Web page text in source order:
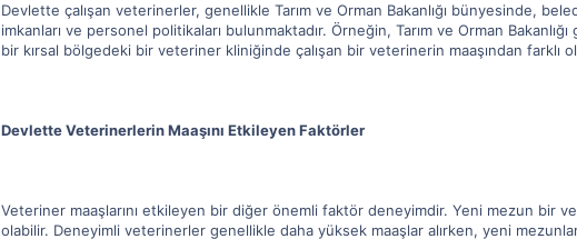
Devlette çalışan veterinerler, genellikle Tarım ve Orman Bakanlığı bünyesinde,
imkanları ve personel politikaları bulunmaktadır. Örneğin, Tarım ve Orman
bir kırsal bölgedeki bir veteriner kliniğinde çalışan bir veterinerin maaşından farklı
Devlette Veterinerlerin Maaşını Etkileyen Faktörler
Veteriner maaşlarını etkileyen bir diğer önemli faktör deneyimdir. Yeni mezun bir
olabilir. Deneyimli veterinerler genellikle daha yüksek maaşlar alırken, yeni